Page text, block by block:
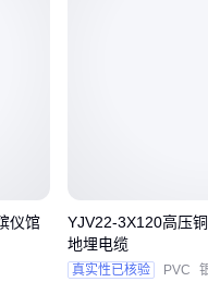
平间
更适合需要长时
建议选择带备用电源的双
仪馆
YJV22-3X120高压
地埋电缆
真实性已核验 PVC